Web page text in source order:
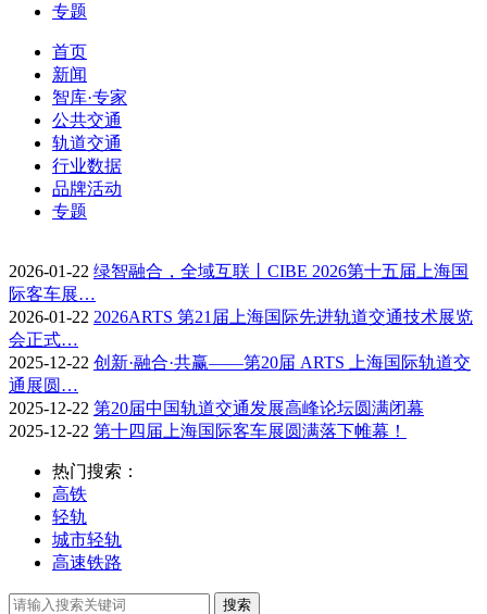
专题
首页
新闻
智库·专家
公共交通
轨道交通
行业数据
品牌活动
专题
2026-01-22 绿智融合，全域互联丨CIBE 2026第十五届上海国
际客车展…
2026-01-22 2026ARTS 第21届上海国际先进轨道交通技术展览
会正式…
2025-12-22 创新·融合·共赢——第20届 ARTS 上海国际轨道交
通展圆…
2025-12-22 第20届中国轨道交通发展高峰论坛圆满闭幕
2025-12-22 第十四届上海国际客车展圆满落下帷幕！
热门搜索：
高铁
轻轨
城市轻轨
高速铁路